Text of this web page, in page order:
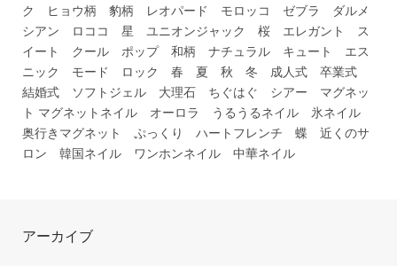
ク ヒョウ柄 豹柄 レオパード モロッコ ゼブラ ダルメ
シアン ロココ 星 ユニオンジャック 桜 エレガント ス
イート クール ポップ 和柄 ナチュラル キュート エス
ニック モード ロック 春 夏 秋 冬 成人式 卒業式
結婚式 ソフトジェル 大理石 ちぐはぐ シアー マグネッ
ト マグネットネイル オーロラ うるうるネイル 氷ネイル
奥行きマグネット ぷっくり ハートフレンチ 蝶 近くのサ
ロン 韓国ネイル ワンホンネイル 中華ネイル
アーカイブ